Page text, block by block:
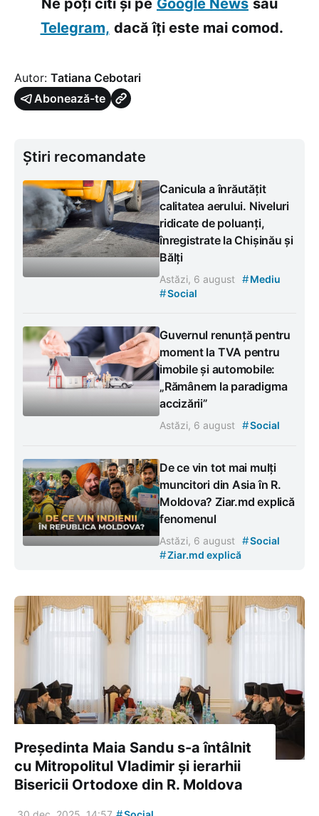
Ne poți citi și pe Google News sau
Telegram, dacă îți este mai comod.
Autor: Tatiana Cebotari
Abonează-te
Știri recomandate
Canicula a înrăutățit
calitatea aerului. Niveluri
ridicate de poluanți,
înregistrate la Chișinău și
Bălți
Astăzi, 6 august #Mediu
#Social
Guvernul renunță pentru
moment la TVA pentru
imobile și automobile:
„Rămânem la paradigma
accizării”
Astăzi, 6 august #Social
De ce vin tot mai mulți
muncitori din Asia în R.
Moldova? Ziar.md explică
fenomenul
Astăzi, 6 august #Social
#Ziar.md explică
Președinta Maia Sandu s-a întâlnit
cu Mitropolitul Vladimir și ierarhii
Bisericii Ortodoxe din R. Moldova